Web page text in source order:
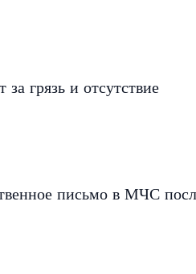
грязь и отсутствие
письмо в МЧС